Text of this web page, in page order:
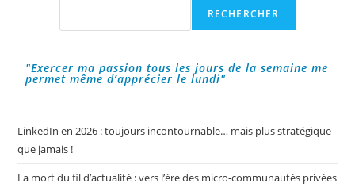
RECHERCHER
"Exercer ma passion tous les jours de la semaine me
permet même d’apprécier le lundi"
LinkedIn en 2026 : toujours incontournable… mais plus stratégique
que jamais !
La mort du fil d’actualité : vers l’ère des micro-communautés privées